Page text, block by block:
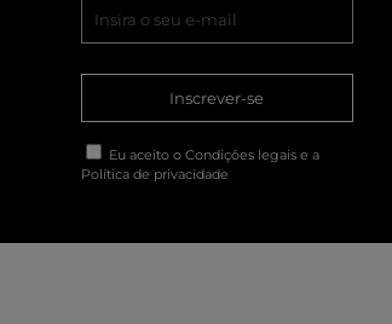
Inscrever-se
Eu aceito o Condições legais e a
Política de privacidade